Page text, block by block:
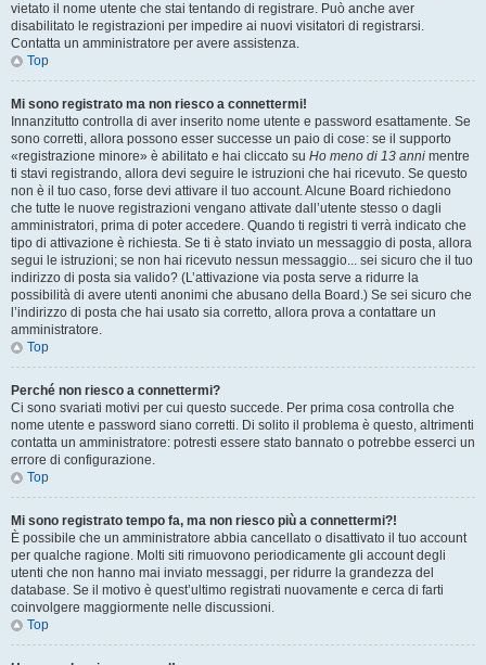
vietato il nome utente che stai tentando di registrare. Può anche aver
disabilitato le registrazioni per impedire ai nuovi visitatori di registrarsi.
Contatta un amministratore per avere assistenza.
Top
Mi sono registrato ma non riesco a connettermi!
Innanzitutto controlla di aver inserito nome utente e password esattamente. Se
sono corretti, allora possono esser successe un paio di cose: se il supporto
«registrazione minore» è abilitato e hai cliccato su Ho meno di 13 anni mentre
ti stavi registrando, allora devi seguire le istruzioni che hai ricevuto. Se questo
non è il tuo caso, forse devi attivare il tuo account. Alcune Board richiedono
che tutte le nuove registrazioni vengano attivate dall’utente stesso o dagli
amministratori, prima di poter accedere. Quando ti registri ti verrà indicato che
tipo di attivazione è richiesta. Se ti è stato inviato un messaggio di posta, allora
segui le istruzioni; se non hai ricevuto nessun messaggio... sei sicuro che il tuo
indirizzo di posta sia valido? (L’attivazione via posta serve a ridurre la
possibilità di avere utenti anonimi che abusano della Board.) Se sei sicuro che
l’indirizzo di posta che hai usato sia corretto, allora prova a contattare un
amministratore.
Top
Perché non riesco a connettermi?
Ci sono svariati motivi per cui questo succede. Per prima cosa controlla che
nome utente e password siano corretti. Di solito il problema è questo, altrimenti
contatta un amministratore: potresti essere stato bannato o potrebbe esserci un
errore di configurazione.
Top
Mi sono registrato tempo fa, ma non riesco più a connettermi?!
È possibile che un amministratore abbia cancellato o disattivato il tuo account
per qualche ragione. Molti siti rimuovono periodicamente gli account degli
utenti che non hanno mai inviato messaggi, per ridurre la grandezza del
database. Se il motivo è quest’ultimo registrati nuovamente e cerca di farti
coinvolgere maggiormente nelle discussioni.
Top